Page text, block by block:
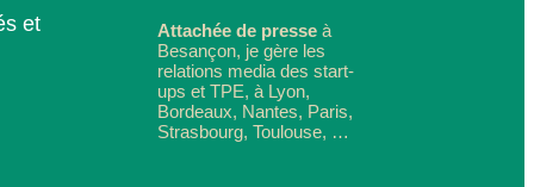
et Attachée de presse à
Besançon, je gère les
relations media des start-
ups et TPE, à Lyon,
Bordeaux, Nantes, Paris,
Strasbourg, Toulouse, …